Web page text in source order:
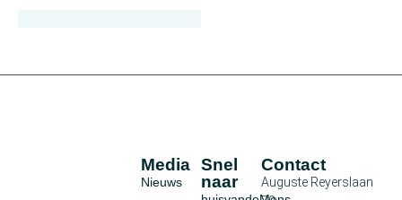
Snel
naar
Media
Nieuws
Contact
Auguste Reyerslaan